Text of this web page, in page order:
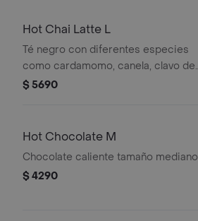
Hot Chai Latte L
Té negro con diferentes especies
como cardamomo, canela, clavo de
olor y vainilla.
$ 5690
Hot Chocolate M
Chocolate caliente tamaño mediano
$ 4290